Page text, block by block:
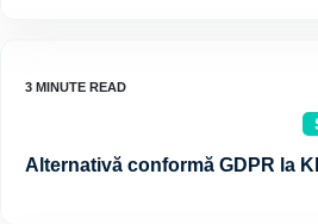
Alternativă conformă GDPR la